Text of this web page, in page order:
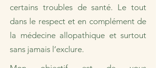
certains troubles de santé. Le tout
dans le respect et en complément de
la médecine allopathique et surtout
sans jamais l’exclure.